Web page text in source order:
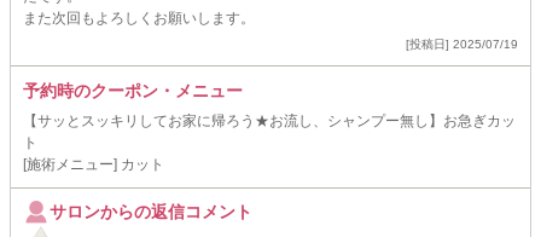
また次回もよろしくお願いします。
[投稿日] 2025/07/19
予約時のクーポン・メニュー
【サッとスッキリしてお家に帰ろう★お流し、シャンプー無し】お急ぎカッ
ト
[施術メニュー] カット
サロンからの返信コメント